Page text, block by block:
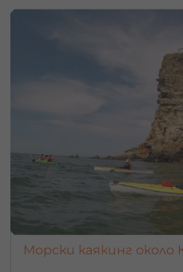
Морски каякинг около